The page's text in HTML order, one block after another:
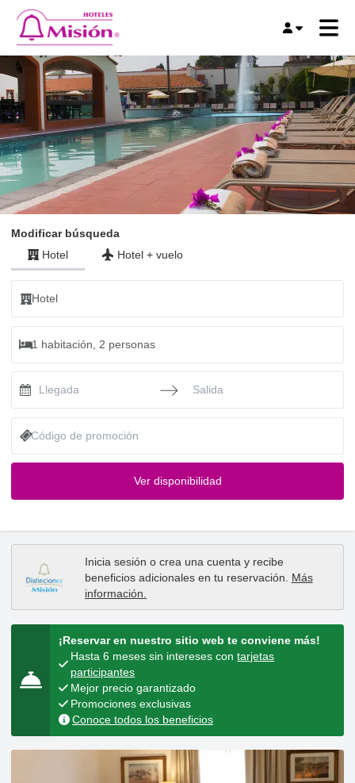
Modificar búsqueda
Hotel
Hotel+ vuelo
Hotel
1 habitación, 2 personas
Press the down arrow key to interact with the calendar and
Press the down arrow key to
Ver disponibilidad
Inicia sesión ocrea una cuenta y recibe
beneficios adicionales en tu reservación.
Más
información
¡Reservar en nuestro sitio web te conviene más!
Hasta 6 meses sin intereses contarjetas
participantes
Mejor precio garantizado
Promociones exclusivas
Conoce todos los beneficios